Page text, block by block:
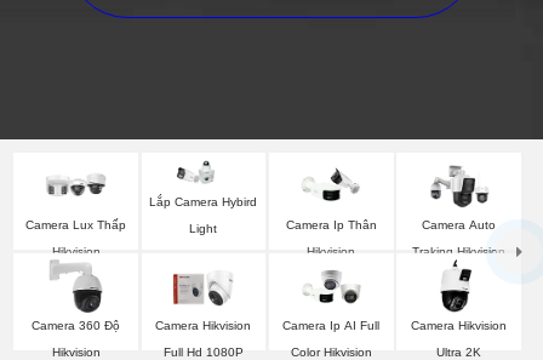
Camera Lux Thấp
Hikvision
Lắp Camera Hybird
Light
Camera Ip Thân
Hikvision
Camera Auto
Traking Hikvision
Camera 360 Độ
Hikvision
Camera Hikvision
Full Hd 1080P
Camera Ip AI Full
Color Hikvision
Camera Hikvision
Ultra 2K